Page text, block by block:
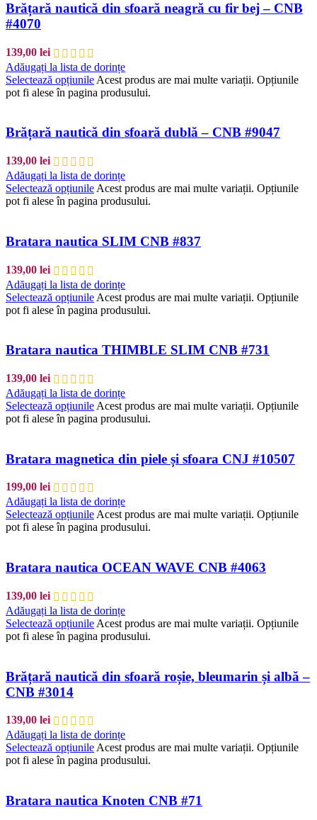
Brățară nautică din sfoară neagră cu fir bej – CNB
#4070
139,00 lei
Adăugați la lista de dorințe
Selectează opțiunile Acest produs are mai multe variații. Opțiunile
pot fi alese în pagina produsului.
Brățară nautică din sfoară dublă – CNB #9047
139,00 lei
Adăugați la lista de dorințe
Selectează opțiunile Acest produs are mai multe variații. Opțiunile
pot fi alese în pagina produsului.
Bratara nautica SLIM CNB #837
139,00 lei
Adăugați la lista de dorințe
Selectează opțiunile Acest produs are mai multe variații. Opțiunile
pot fi alese în pagina produsului.
Bratara nautica THIMBLE SLIM CNB #731
139,00 lei
Adăugați la lista de dorințe
Selectează opțiunile Acest produs are mai multe variații. Opțiunile
pot fi alese în pagina produsului.
Bratara magnetica din piele și sfoara CNJ #10507
199,00 lei
Adăugați la lista de dorințe
Selectează opțiunileAcest produs are mai multe variații. Opțiunile
pot fi alese în pagina produsului.
Bratara nautica OCEAN WAVE CNB #4063
139,00 lei
Adăugați la lista de dorințe
Selectează opțiunile Acest produs are mai multe variații. Opțiunile
pot fi alese în pagina produsului.
Brățară nautică din sfoară roșie, bleumarin și albă –
CNB #3014
139,00 lei
Adăugați la lista de dorințe
Selectează opțiunile Acest produs are mai multe variații. Opțiunile
pot fi alese în pagina produsului.
Bratara nautica Knoten CNB #71